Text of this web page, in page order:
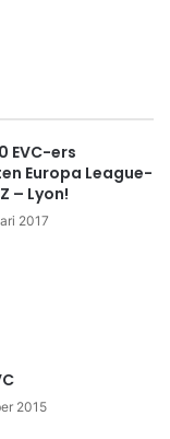
EVC-ers
Europa League-
– Lyon!
2017
2015